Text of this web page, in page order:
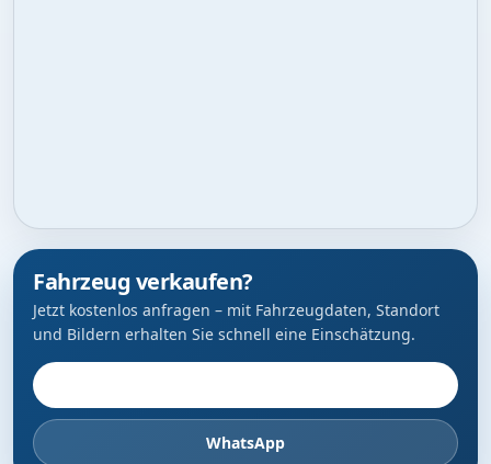
Fahrzeug verkaufen?
Jetzt kostenlos anfragen – mit Fahrzeugdaten, Standort
und Bildern erhalten Sie schnell eine Einschätzung.
WhatsApp